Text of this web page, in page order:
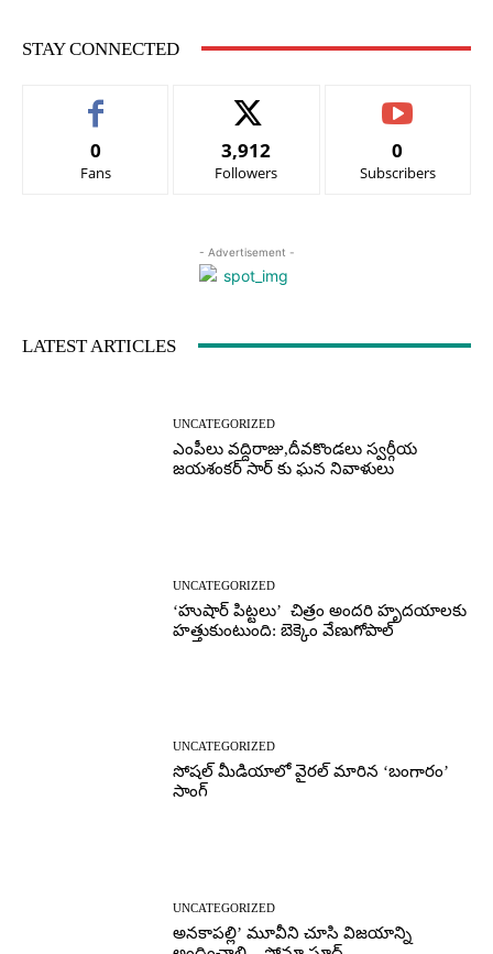
STAY CONNECTED
0
Fans
3,912
Followers
0
Subscribers
- Advertisement -
LATEST ARTICLES
UNCATEGORIZED
ఎంపీలు వద్దిరాజు,దీవకొండలు స్వర్గీయ
జయశంకర్ సార్ కు ఘన నివాళులు
UNCATEGORIZED
‘హుషార్‌ పిట్టలు’ చిత్రం అందరి హృదయాలకు
హత్తుకుంటుంది: బెక్కెం వేణుగోపాల్‌
UNCATEGORIZED
సోషల్ మీడియాలో వైరల్ మారిన ‘బంగారం’
సాంగ్
UNCATEGORIZED
అనకాపల్లి’ మూవీని చూసి విజయాన్ని